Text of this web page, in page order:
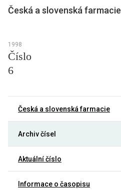
Česká a slovenská farmacie
1998
Číslo
6
Česká a slovenská farmacie
Archiv čísel
Aktuální číslo
Informace o časopisu